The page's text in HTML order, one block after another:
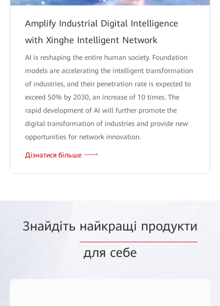
Amplify Industrial Digital Intelligence
with Xinghe Intelligent Network
AI is reshaping the entire human society. Foundation
models are accelerating the intelligent transformation
of industries, and their penetration rate is expected to
exceed 50% by 2030, an increase of 10 times. The
rapid development of AI will further promote the
digital transformation of industries and provide new
opportunities for network innovation.
Дізнатися більше
Знайдіть найкращі продукти
для себе